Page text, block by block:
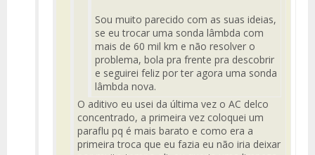
Sou muito parecido com as suas ideias,
se eu trocar uma sonda lâmbda com
mais de 60 mil km e não resolver o
problema, bola pra frente pra descobrir
e seguirei feliz por ter agora uma sonda
lâmbda nova.
O aditivo eu usei da última vez o AC delco
concentrado, a primeira vez coloquei um
paraflu pq é mais barato e como era a
primeira troca que eu fazia eu não iria deixar